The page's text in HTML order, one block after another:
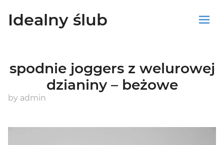
Idealny ślub
Blog
Koszyk
spodnie joggers z welurowej
dzianiny – beżowe
by admin